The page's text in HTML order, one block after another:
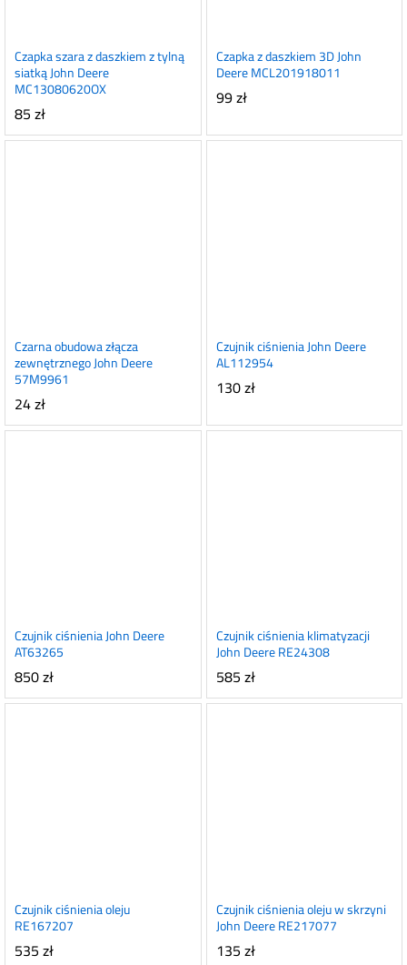
Czapka szara z daszkiem z tylną
siatką John Deere
MC13080620OX
85zł
Czapka z daszkiem 3D John
Deere MCL201918011
99zł
Czarna obudowa złącza
zewnętrznego John Deere
57M9961
24zł
Czujnik ciśnienia John Deere
AL112954
130zł
Czujnik ciśnienia John Deere
AT63265
850zł
Czujnik ciśnienia klimatyzacji
John Deere RE24308
585zł
Czujnik ciśnienia oleju
RE167207
535zł
Czujnik ciśnienia oleju w skrzyni
John Deere RE217077
135zł